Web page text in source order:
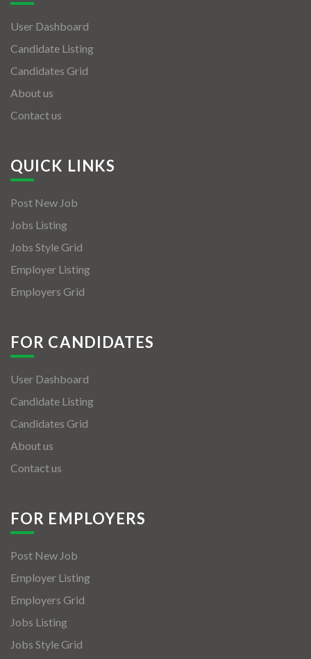
User Dashboard
Candidate Listing
Candidates Grid
About us
Contact us
QUICK LINKS
Post New Job
Jobs Listing
Jobs Style Grid
Employer Listing
Employers Grid
FOR CANDIDATES
User Dashboard
Candidate Listing
Candidates Grid
About us
Contact us
FOR EMPLOYERS
Post New Job
Employer Listing
Employers Grid
Jobs Listing
Jobs Style Grid